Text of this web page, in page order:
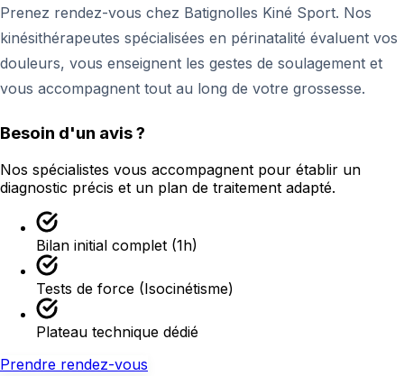
Prenez rendez-vous chez Batignolles Kiné Sport. Nos
kinésithérapeutes spécialisées en périnatalité évaluent vos
douleurs, vous enseignent les gestes de soulagement et
vous accompagnent tout au long de votre grossesse.
Besoin d'un avis ?
Nos spécialistes vous accompagnent pour établir un
diagnostic précis et un plan de traitement adapté.
Bilan initial complet (1h)
Tests de force (Isocinétisme)
Plateau technique dédié
Prendre rendez-vous